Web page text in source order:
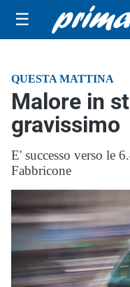
☰
QUESTA MATTINA
Malore in
gravissimo
E' successo verso le
Fabbricone